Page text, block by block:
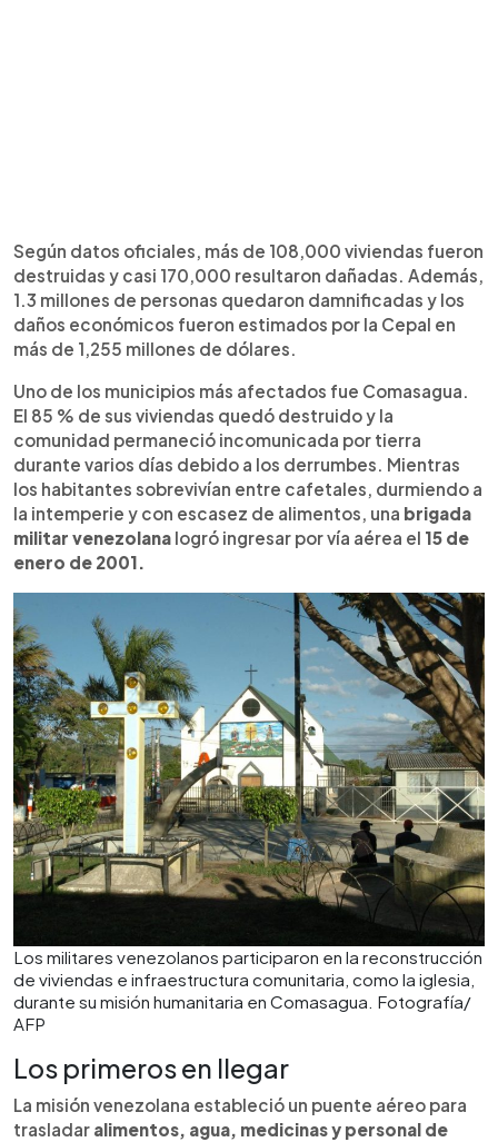
Según datos oficiales, más de 108,000 viviendas fueron
destruidas y casi 170,000 resultaron dañadas. Además,
1.3 millones de personas quedaron damnificadas y los
daños económicos fueron estimados por la Cepal en
más de 1,255 millones de dólares.
Uno de los municipios más afectados fue Comasagua.
El 85 % de sus viviendas quedó destruido y la
comunidad permaneció incomunicada por tierra
durante varios días debido a los derrumbes. Mientras
los habitantes sobrevivían entre cafetales, durmiendo a
la intemperie y con escasez de alimentos, una brigada
militar venezolana logró ingresar por vía aérea el 15 de
enero de 2001.
Los militares venezolanos participaron en la reconstrucción
de viviendas e infraestructura comunitaria, como la iglesia,
durante su misión humanitaria en Comasagua. Fotografía/
AFP
Los primeros en llegar
La misión venezolana estableció un puente aéreo para
trasladar alimentos, agua, medicinas y personal de